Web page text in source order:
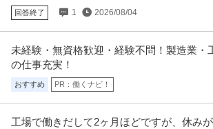
回答終了 1 2026/08/04
未経験・無資格歓迎・経験不問！製造業・
の仕事充実！
おすすめ PR：働くナビ！
工場で働きだして2ヶ月ほどですが、休み